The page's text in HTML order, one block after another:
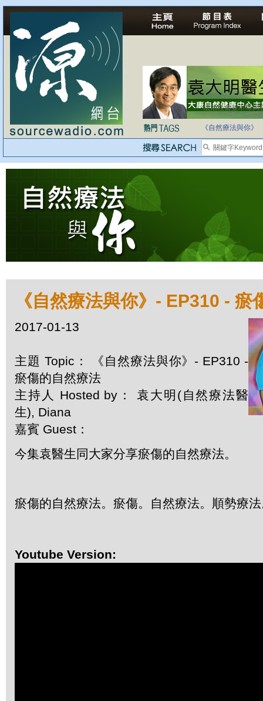
法治社會並不等同
《自然療法與你》
《自然療法與你》- EP310 - 瘀
2017-01-13
主題 Topic： 《自然療法與你》- EP310 -
瘀傷的自然療法
主持人 Hosted by： 袁大明(自然療法醫
生), Diana
嘉賓 Guest：
今集袁醫生同大家分享瘀傷的自然療法。
瘀傷的自然療法。瘀傷。自然療法。順勢療
Youtube Version: